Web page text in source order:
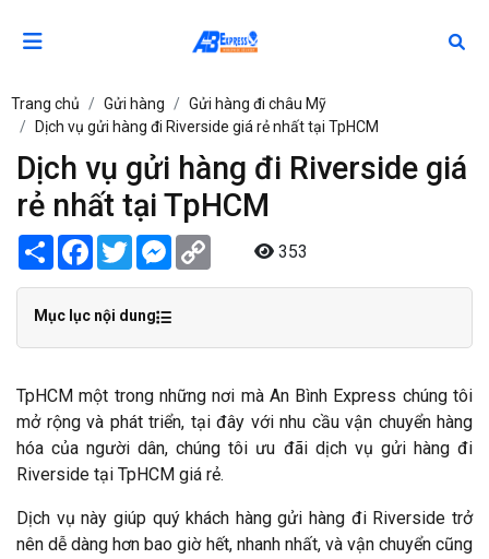
Trang chủ Gửi hàng
Gửi hàng đi châu Mỹ
Dịch vụ gửi hàng đi Riverside giá rẻ nhất tại TpHCM
Dịch vụ gửi hàng đi Riverside giá
rẻ nhất tại TpHCM
Share Facebook
TwitterMessenger 353
Mục lục nội dung
TpHCM một trong những nơi mà An Bình Express chúng tôi
mở rộng và phát triển, tại đây với nhu cầu vận chuyển hàng
hóa của người dân, chúng tôi ưu đãi dịch vụ gửi hàng đi
Riverside tại TpHCM giá rẻ.
Dịch vụ này giúp quý khách hàng gửi hàng đi Riverside trở
nên dễ dàng hơn bao giờ hết, nhanh nhất, và vận chuyển cũng